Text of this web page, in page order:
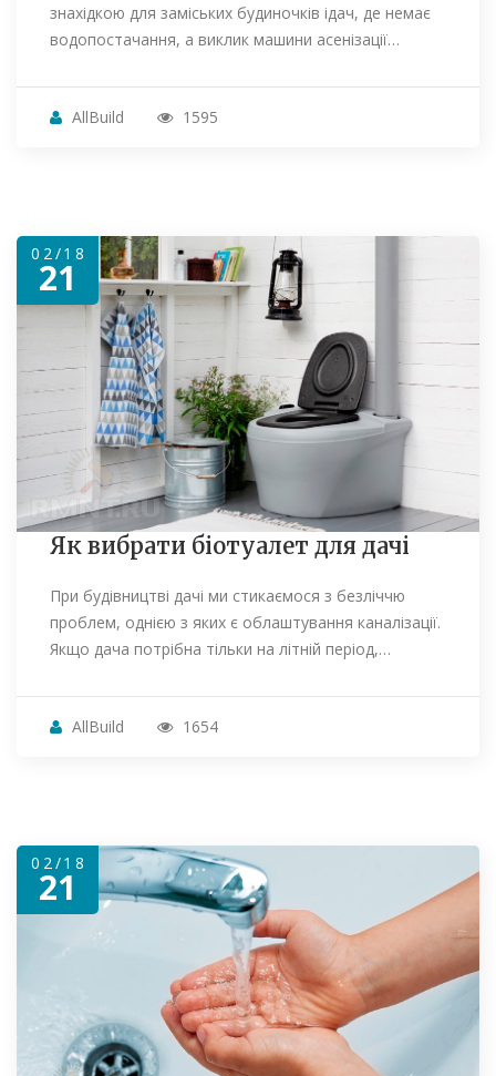
знахідкою для заміських будиночків ідач, де немає
водопостачання, а виклик машини асенізації…
AllBuild 1595
02/18
21
Як вибрати біотуалет для дачі
При будівництві дачі ми стикаємося з безліччю
проблем, однією з яких є облаштування каналізації.
Якщо дача потрібна тільки на літній період,…
AllBuild 1654
02/18
21